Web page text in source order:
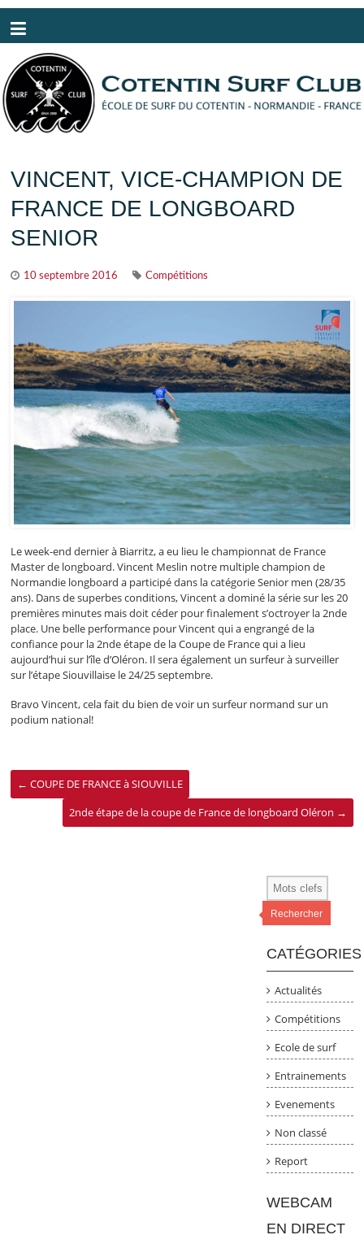
VINCENT, VICE-CHAMPION DE
FRANCE DE LONGBOARD
SENIOR
10 septembre 2016 Compétitions
Le week-end dernier à Biarritz, a eu lieu le championnat de France
Master de longboard. Vincent Meslin notre multiple champion de
Normandie longboard a participé dans la catégorie Senior men (28/35
ans). Dans de superbes conditions, Vincent a dominé la série sur les 20
premières minutes mais doit céder pour finalement s’octroyer la 2nde
place. Une belle performance pour Vincent qui a engrangé de la
confiance pour la 2nde étape de la Coupe de France qui a lieu
aujourd’hui sur l’île d’Oléron. Il sera également un surfeur à surveiller
sur l’étape Siouvillaise le 24/25 septembre.
Bravo Vincent, cela fait du bien de voir un surfeur normand sur un
podium national!
← COUPE DE FRANCE à SIOUVILLE
2nde étape de la coupe de France de longboard Oléron →
Rechercher
CATÉGORIES
Actualités
Compétitions
Ecole de surf
Entrainements
Evenements
Non classé
Report
WEBCAM
EN DIRECT
Panneau de gestion des cookies